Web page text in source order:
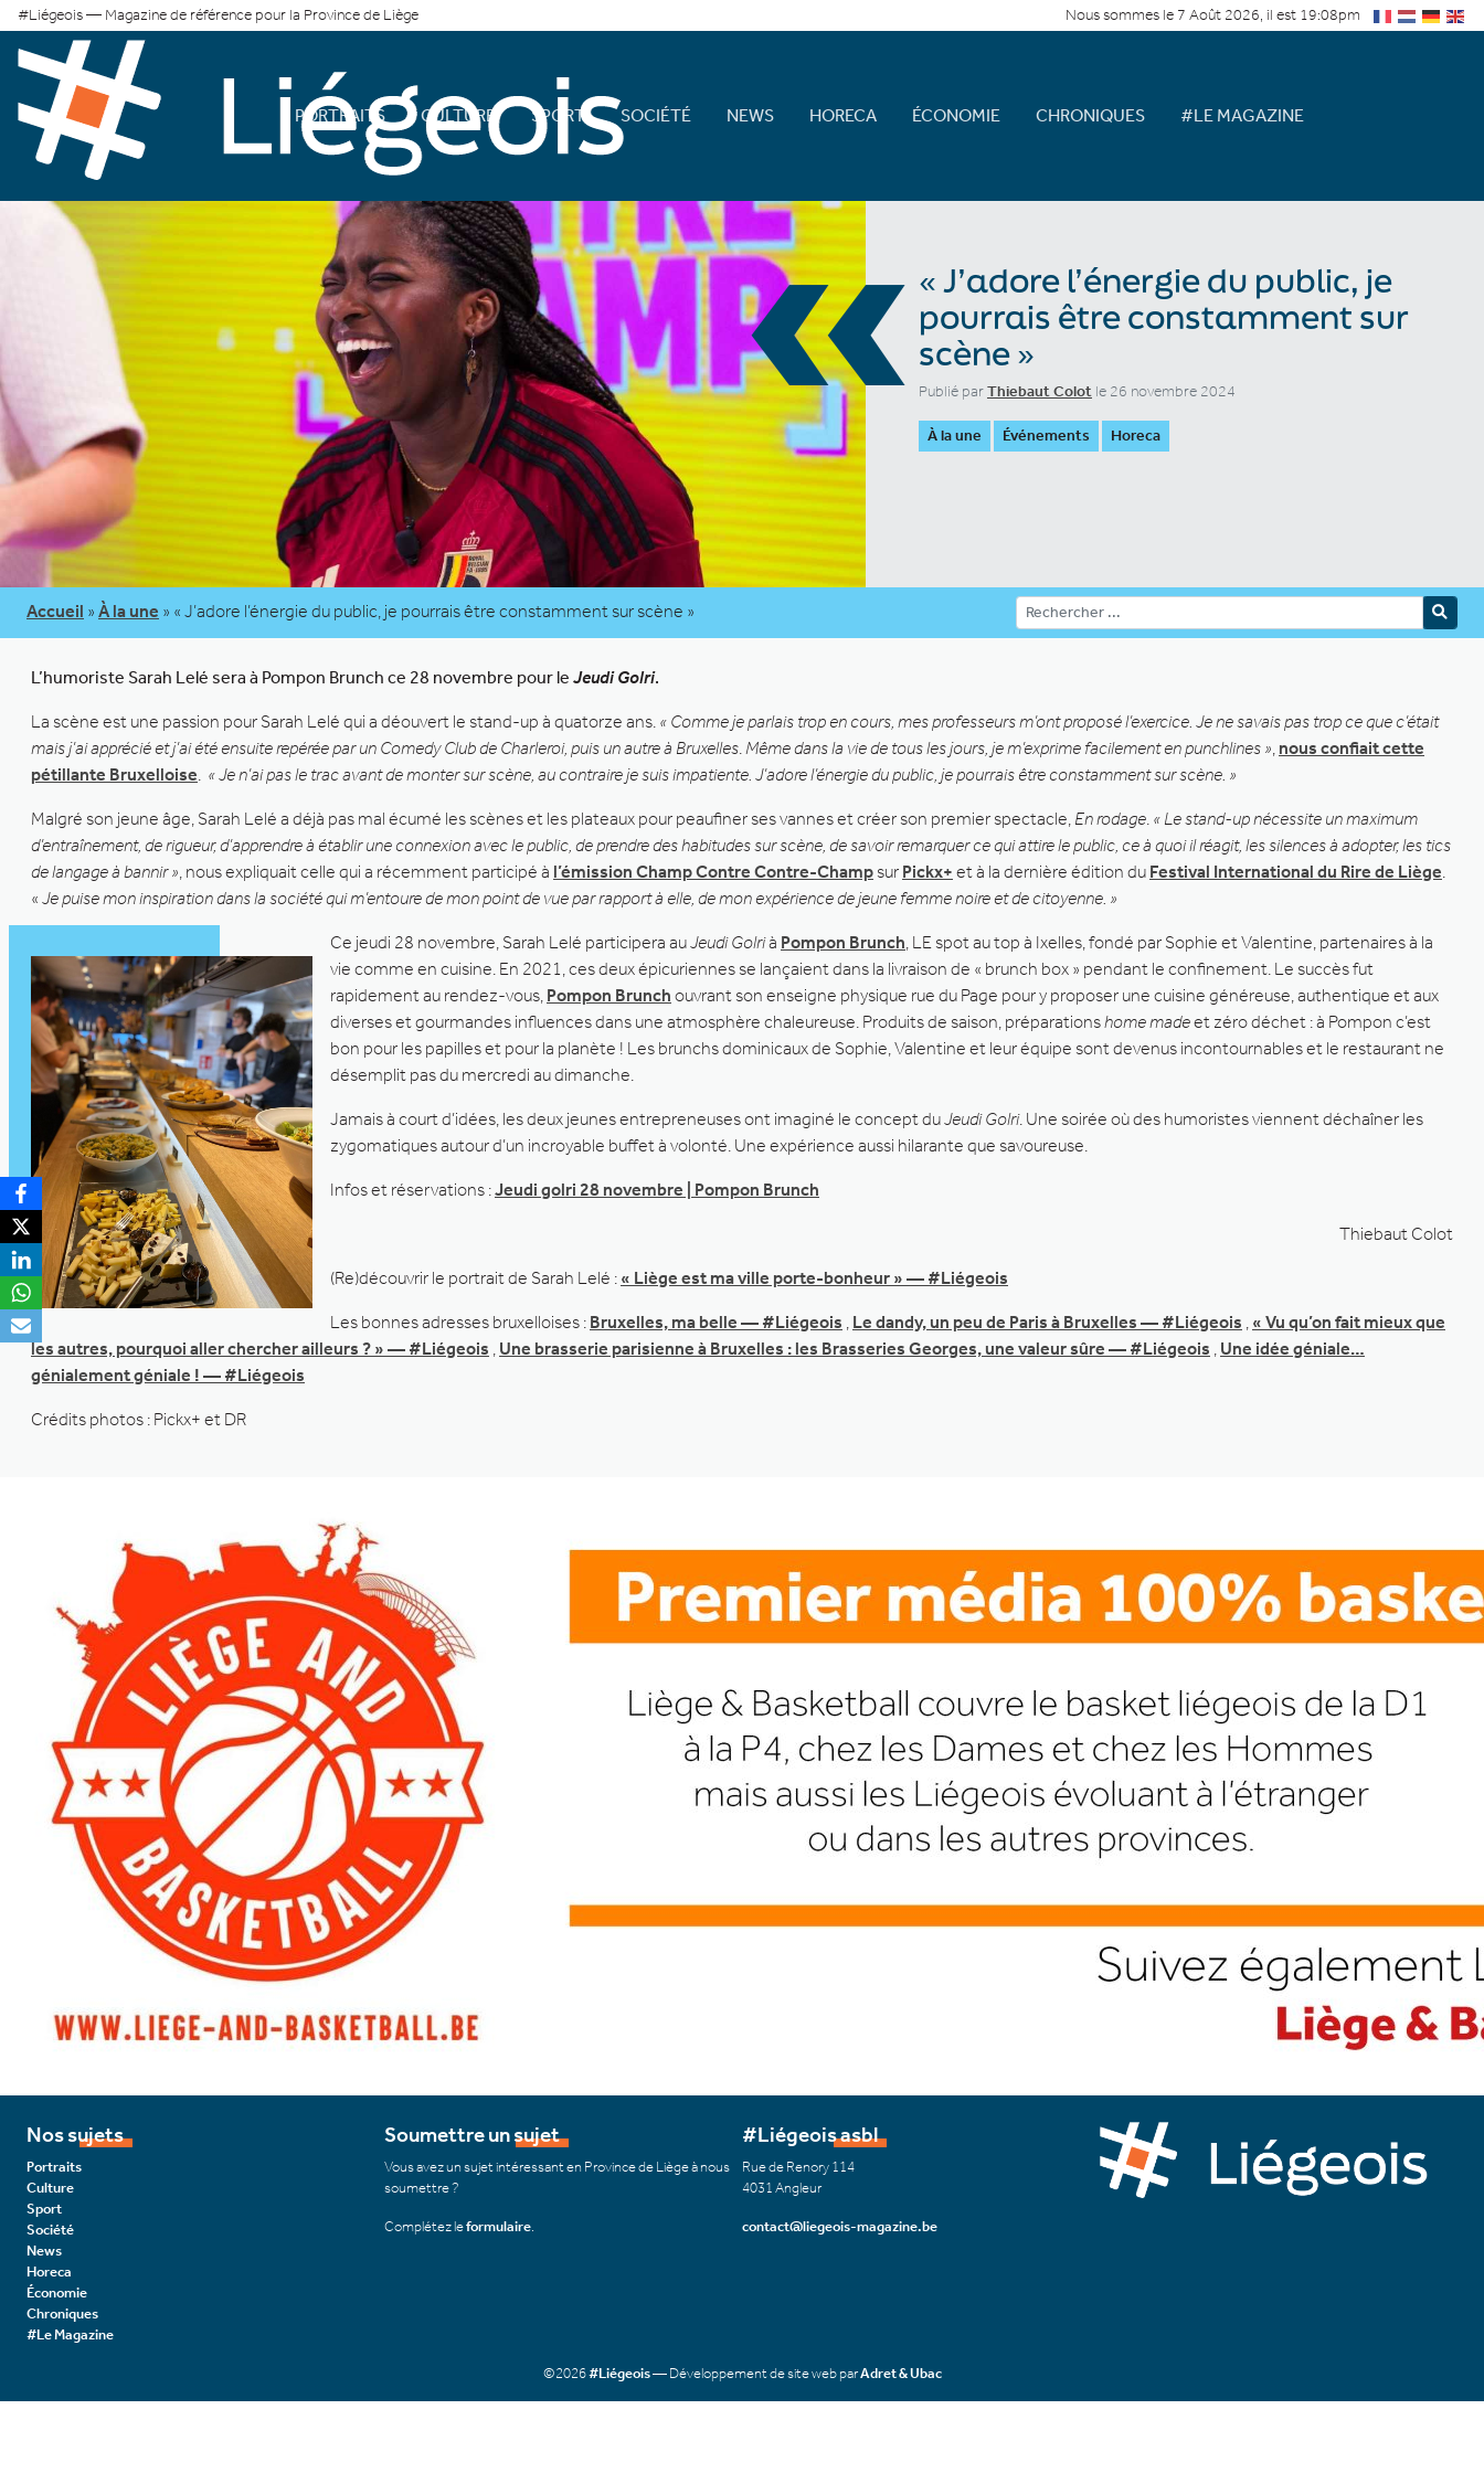
#Liégeois — Magazine de référence pour la Province de Liège Nous sommes le 7 Août 2026, il est 19:08pm
PORTRAITS CULTURE SPORT SOCIÉTÉ NEWS HORECA ÉCONOMIE CHRONIQUES #LE MAGAZINE
«« J’adore l’énergie du public, je
pourrais être constamment sur
scène »
Publié parThiebaut Colot le 26 novembre 2024
À la une Événements Horeca
Accueil » À la une » « J’adore l’énergie du public, je pourrais être constamment sur scène »
L’humoriste Sarah Lelé sera à Pompon Brunch ce 28 novembre pour le Jeudi Golri.
La scène est une passion pour Sarah Lelé qui a déouvert le stand-up à quatorze ans. « Comme je parlais trop en cours, mes professeurs m’ont proposé l’exercice. Je ne savais pas trop ce que c’était
mais j’ai apprécié et j’ai été ensuite repérée par un Comedy Club de Charleroi, puis un autre à Bruxelles.Même dans la vie de tous les jours, je m’exprime facilement en punchlines », nous confiait cette
pétillante Bruxelloise. « Je n’ai pas le trac avant de monter sur scène, au contraire je suis impatiente. J’adore l’énergie du public, je pourrais être constamment sur scène. »
Malgré son jeune âge, Sarah Lelé a déjà pas mal écumé les scènes et les plateaux pour peaufiner ses vannes et créer son premier spectacle, En rodage. « Le stand-up nécessite un maximum
d’entraînement, de rigueur, d’apprendre à établir une connexion avec le public, de prendre des habitudes sur scène, de savoir remarquer ce qui attire le public, ce à quoi il réagit, les silences à adopter, les tics
de langage à bannir », nous expliquait celle qui a récemment participé à l’émission Champ Contre Contre-Champsur Pickx+ et à la dernière édition du Festival International du Rire de Liège.
« Je puise mon inspiration dans la société qui m’entoure de mon point de vue par rapport à elle, de mon expérience de jeune femme noire et de citoyenne. »
Ce jeudi 28 novembre, Sarah Lelé participera auJeudi Golrià Pompon Brunch, LE spot au top à Ixelles, fondé par Sophie et Valentine, partenaires à la
vie comme en cuisine. En 2021, ces deux épicuriennes se lançaient dans la livraison de « brunch box » pendant le confinement. Le succès fut
rapidement au rendez-vous, Pompon Brunch ouvrant son enseigne physique rue du Page pour y proposer une cuisine généreuse, authentique et aux
diverses et gourmandes influences dans une atmosphère chaleureuse. Produits de saison, préparationshome madeet zéro déchet : à Pompon c’est
bon pour les papilles et pour la planète ! Les brunchs dominicaux de Sophie, Valentine et leur équipe sont devenus incontournables et le restaurant ne
désemplit pas du mercredi au dimanche.
Jamais à court d’idées, les deux jeunes entrepreneuses ont imaginé le concept duJeudi Golri. Une soirée où des humoristes viennent déchaîner les
zygomatiques autour d’un incroyable buffet à volonté. Une expérience aussi hilarante que savoureuse.
Infos et réservations :Jeudi golri 28 novembre | Pompon Brunch
Thiebaut Colot
(Re)découvrir le portrait de Sarah Lelé : « Liège est ma ville porte-bonheur » — #Liégeois
Les bonnes adresses bruxelloises : Bruxelles, ma belle — #Liégeois , Le dandy, un peu de Paris à Bruxelles — #Liégeois , « Vu qu’on fait mieux que
les autres, pourquoi aller chercher ailleurs ? » — #Liégeois , Une brasserie parisienne à Bruxelles : les Brasseries Georges, une valeur sûre — #Liégeois , Une idée géniale…
génialement géniale ! — #Liégeois
Crédits photos : Pickx+ et DR
Nos sujets
Portraits
Culture
Sport
Société
News
Horeca
Économie
Chroniques
#Le Magazine
Soumettre un sujet
Vous avez un sujet intéressant en Province de Liège à nous
soumettre ?
Complétez leformulaire
#Liégeois asbl
Rue de Renory 114
4031 Angleur
contact@liegeois-magazine.be
©2026#Liégeois— Développement de site web parAdret & Ubac